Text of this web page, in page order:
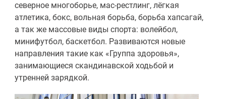
северное многоборье, мас-рестлинг, лёгкая
атлетика, бокс, вольная борьба, борьба хапсагай,
а так же массовые виды спорта: волейбол,
минифутбол, баскетбол. Развиваются новые
направления такие как «Группа здоровья»,
занимающиеся скандинавской ходьбой и
утренней зарядкой.